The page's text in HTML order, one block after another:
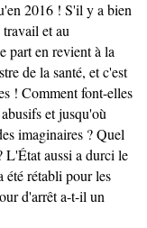
2016 ! S'il y a bien
et au
part en revient à la
de la santé, et c'est
! Comment font-elles
et jusqu'où
imaginaires ? Quel
L'État aussi a durci le
été rétabli pour les
d'arrêt a-t-il un